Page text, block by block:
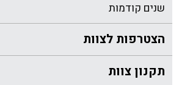
שנים קודמות
הצטרפות לצוות
תקנון צוות